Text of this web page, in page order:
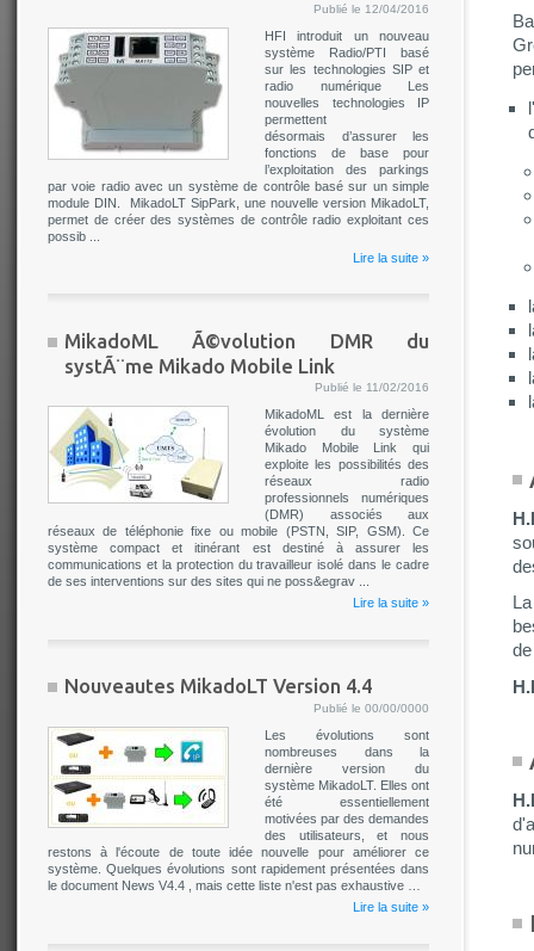
Publié le 12/04/2016
HFI introduit un nouveau
système Radio/PTI basé
sur les technologies SIP et
radio numérique Les
nouvelles technologies IP
permettent
désormais d’assurer les
fonctions de base pour
l’exploitation des parkings
par voie radio avec un système de contrôle basé sur un simple
module DIN. MikadoLT SipPark, une nouvelle version MikadoLT,
permet de créer des systèmes de contrôle radio exploitant ces
possib ...
Lire la suite »
MikadoML Ã©volution DMR du
systÃ¨me Mikado Mobile Link
Publié le 11/02/2016
MikadoML est la dernière
évolution du système
Mikado Mobile Link qui
exploite les possibilités des
réseaux radio
professionnels numériques
(DMR) associés aux
réseaux de téléphonie fixe ou mobile (PSTN, SIP, GSM). Ce
système compact et itinérant est destiné à assurer les
communications et la protection du travailleur isolé dans le cadre
de ses interventions sur des sites qui ne poss&egrav ...
Lire la suite »
Nouveautes MikadoLT Version 4.4
Publié le 00/00/0000
Les évolutions sont
nombreuses dans la
dernière version du
système MikadoLT. Elles ont
été essentiellement
motivées par des demandes
des utilisateurs, et nous
restons à l'écoute de toute idée nouvelle pour améliorer ce
système. Quelques évolutions sont rapidement présentées dans
le document News V4.4 , mais cette liste n'est pas exhaustive …
Lire la suite »